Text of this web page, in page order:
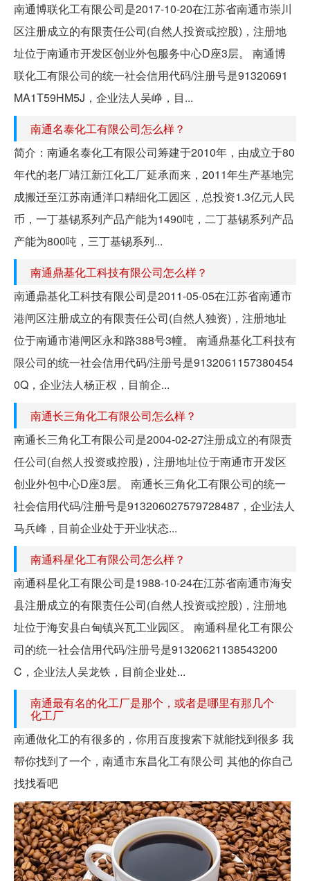
南通博联化工有限公司是2017-10-20在江苏省南通市崇川
区注册成立的有限责任公司(自然人投资或控股)，注册地
址位于南通市开发区创业外包服务中心D座3层。 南通博
联化工有限公司的统一社会信用代码/注册号是91320691
MA1T59HM5J，企业法人吴峥，目...
南通名泰化工有限公司怎么样？
简介：南通名泰化工有限公司筹建于2010年，由成立于80
年代的老厂靖江新江化工厂延承而来，2011年生产基地完
成搬迁至江苏南通洋口精细化工园区，总投资1.3亿元人民
币，一丁基锡系列产品产能为1490吨，二丁基锡系列产品
产能为800吨，三丁基锡系列...
南通鼎基化工科技有限公司怎么样？
南通鼎基化工科技有限公司是2011-05-05在江苏省南通市
港闸区注册成立的有限责任公司(自然人独资)，注册地址
位于南通市港闸区永和路388号3幢。 南通鼎基化工科技有
限公司的统一社会信用代码/注册号是9132061157380454
0Q，企业法人杨正权，目前企...
南通长三角化工有限公司怎么样？
南通长三角化工有限公司是2004-02-27注册成立的有限责
任公司(自然人投资或控股)，注册地址位于南通市开发区
创业外包中心D座3层。 南通长三角化工有限公司的统一
社会信用代码/注册号是913206027579728487，企业法人
马兵峰，目前企业处于开业状态...
南通科星化工有限公司怎么样？
南通科星化工有限公司是1988-10-24在江苏省南通市海安
县注册成立的有限责任公司(自然人投资或控股)，注册地
址位于海安县白甸镇兴瓦工业园区。 南通科星化工有限公
司的统一社会信用代码/注册号是91320621138543200
C，企业法人吴龙铁，目前企业处...
南通最有名的化工厂是那个，或者是哪里有那几个
化工厂
南通做化工的有很多的，你用百度搜索下就能找到很多 我
帮你找到了一个，南通市东昌化工有限公司 其他的你自己
找找看吧